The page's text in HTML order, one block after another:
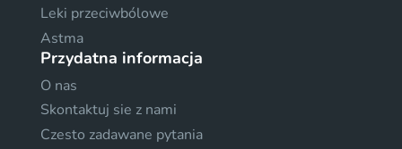
Leki przeciwbólowe
Astma
Przydatna informacja
O nas
Skontaktuj sie z nami
Czesto zadawane pytania